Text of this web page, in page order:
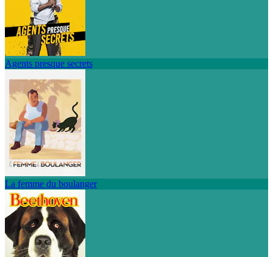
Agents presque secrets
La femme du boulanger